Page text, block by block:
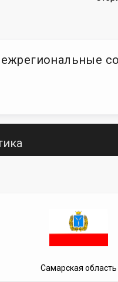
Самарская область